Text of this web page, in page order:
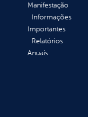
Manifestação
Informações
Importantes
Relatórios
Anuais